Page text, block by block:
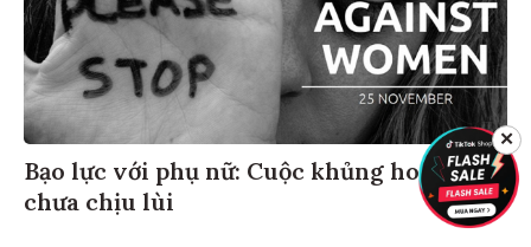
Bạo lực với phụ nữ: Cuộc khủng hoảng
chưa chịu lùi
✕